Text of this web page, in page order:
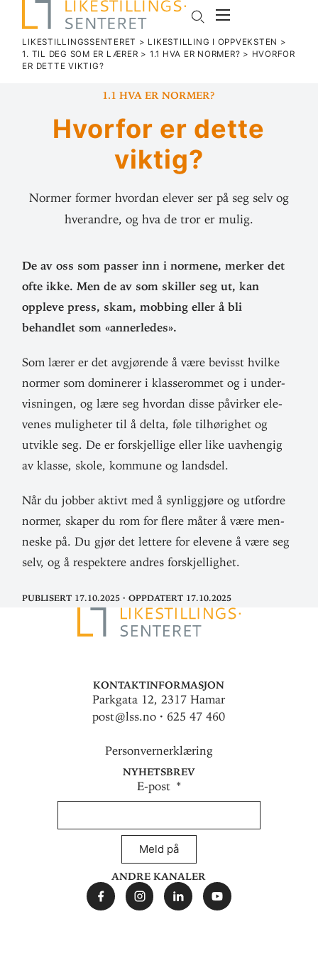
LIKESTILLINGSSENTERET > LIKESTILLING I OPPVEKSTEN >
1. TIL DEG SOM ER LÆRER > 1.1 HVA ER NORMER? > HVORFOR
ER DETTE VIKTIG?
1.1 Hva er normer?
Hvorfor er dette
viktig?
Normer former hvordan elever ser på seg selv og
hverandre, og hva de tror er mulig.
De av oss som passer inn i normene, merker det
ofte ikke. Men de av som skiller seg ut, kan
oppleve press, skam, mobbing eller å bli
behandlet som «anner­ledes».
Som lærer er det avgjø­rende å være bevisst hvilke
normer som domi­nerer i klasse­rommet og i under­
vis­ningen, og lære seg hvordan disse påvirker ele­
venes mulig­heter til å delta, føle til­hø­righet og
utvikle seg. De er for­skjellige eller like uav­hengig
av klasse, skole, kommune og landsdel.
Når du jobber aktivt med å syn­lig­gjøre og utfordre
normer, skaper du rom for flere måter å være men­
neske på. Du gjør det lettere for elevene å være seg
selv, og å respektere andres forskjellighet.
Publisert 17.10.2025· Oppdatert 17.10.2025
Kontaktinformasjon
Parkgata 12, 2317 Hamar
post@lss.no · 625 47 460
Personvernerklæring
Nyhetsbrev
E-post
Meld på
Andre kanaler